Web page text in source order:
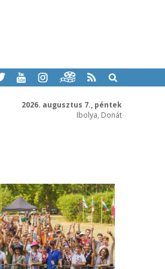
2026. augusztus 7., péntek
Ibolya, Donát